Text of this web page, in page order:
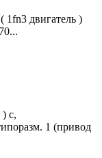
1fn3 двигатель )
c,
1 (привод